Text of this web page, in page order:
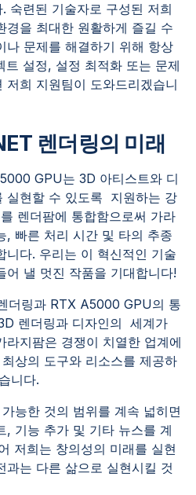
숙련된 기술자로 구성된 저희
경을 최대한 원활하게 즐길 수
나 문제를 해결하기 위해 항상
트 설정, 설정 최적화 또는 문제
희 지원팀이 도와드리겠습니
렌더링의 미래
GPU는 3D 아티스트와 디
실현할 수 있도록 지원하는 강
렌더팜에 통합함으로써 가라
, 빠른 처리 시간 및 타의 추종
니다. 우리는 이 혁신적인 기술
어 낼 멋진 작품을 기대합니다!
더링과 RTX A5000 GPU의 통
렌더링과 디자인의 세계가
라지팜은 경쟁이 치열한 업계에
상의 도구와 리소스를 제공하
니다.
능한 것의 범위를 계속 넓히면
, 기능 추가 및 기타 뉴스를 계
저희는 창의성의 미래를 실현
과는 다른 삶으로 실현시킬 것